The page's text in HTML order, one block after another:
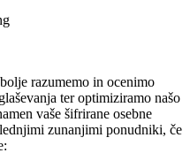
razumemo in ocenimo
ter optimiziramo našo
vaše šifrirane osebne
zunanjimi ponudniki, če